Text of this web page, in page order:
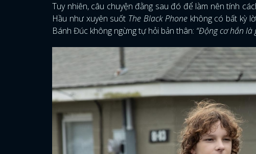
Tuy nhiên, câu chuyện đằng sau đó để làm nên tính
Hầu như xuyên suốt The Black Phone không có bất kỳ
Bánh Đúc không ngừng tự hỏi bản thân: “Động cơ hắn là